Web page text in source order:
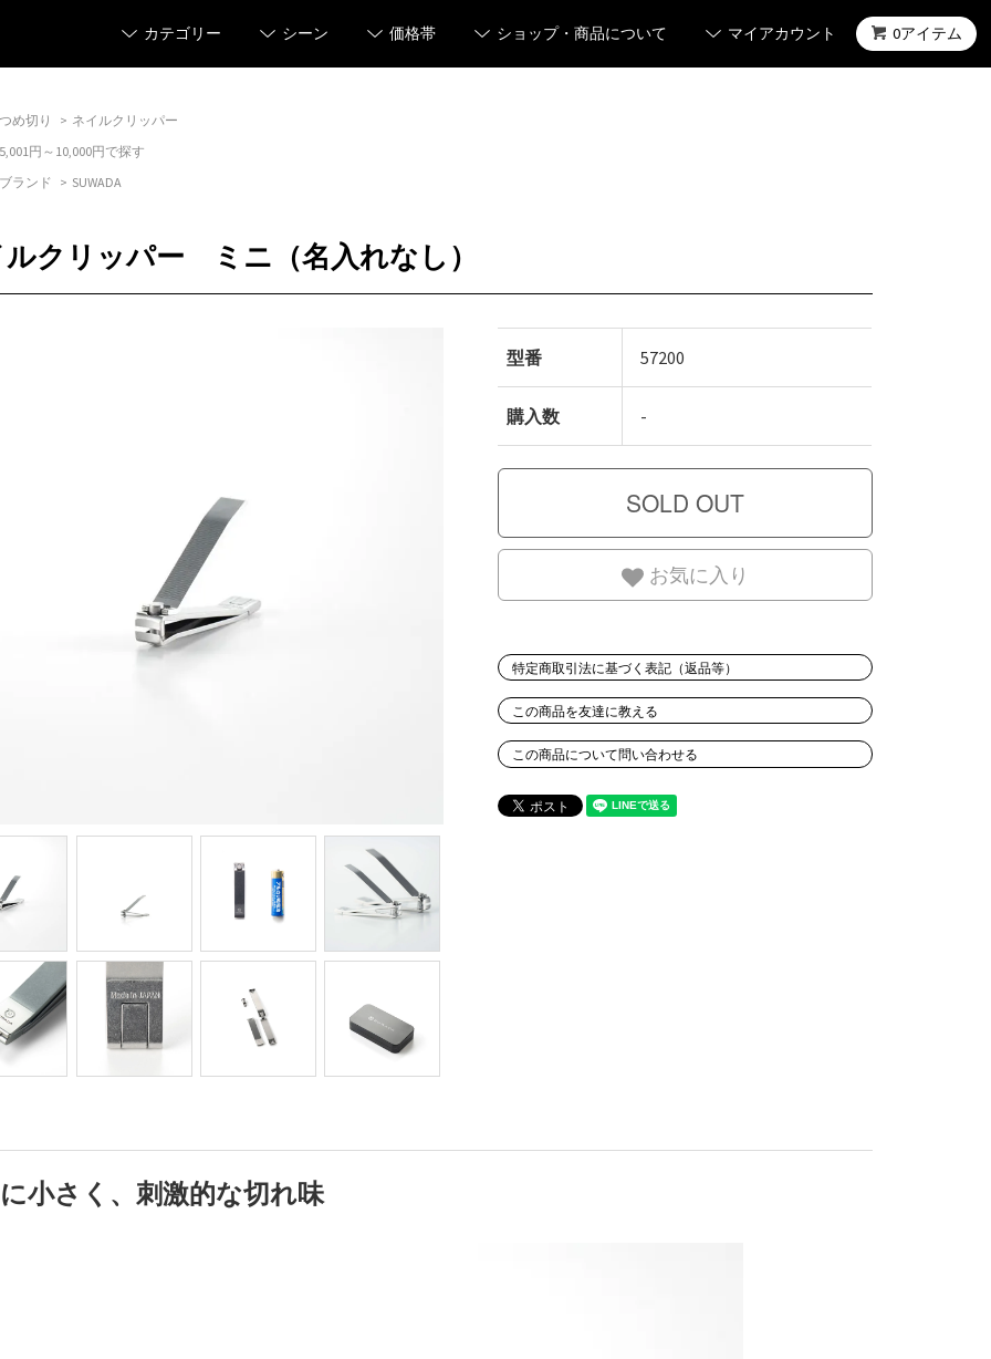
カテゴリー シーン 価格帯 ショップ・商品について マイアカウント 0アイテム
つめ切り > ネイルクリッパー
5,001円～10,000円で探す
ブランド > SUWADA
クリッパー ミニ（名入れなし）
型番 57200
購入数 -
お気に入り
特定商取引法に基づく表記（返品等）
この商品を友達に教える
この商品について問い合わせる
小さく、刺激的な切れ味